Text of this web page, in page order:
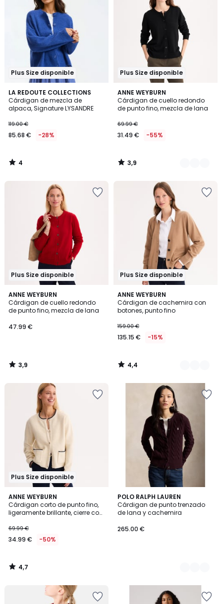
Plus Size disponible
LA REDOUTE COLLECTIONS
Cárdigan de mezcla de
alpaca, Signature LYSANDRE
119.00 €
85.68 € -28%
4
/
5
4
/
Plus Size disponible
ANNE WEYBURN
Cárdigan de cuello redondo
de punto fino, mezcla de lana
69.99 €
31.49 € -55%
3,9
/ 5
2
Colores
3,9
/
Plus Size disponible
ANNE WEYBURN
Cárdigan de cuello redondo
de punto fino, mezcla de lana
47.99 €
3,9
/ 5
3,9
/
Plus Size disponible
ANNE WEYBURN
Cárdigan de cachemira con
botones, punto fino
159.00 €
135.15 € -15%
4,4
/ 5
2
Colores
4,4
/
Plus Size disponible
ANNE WEYBURN
Cárdigan corto de punto fino,
ligeramente brillante, cierre con
69.99 €
34.99 € -50%
4,7
/ 5
4,7
/
POLO RALPH LAUREN
Cárdigan de punto trenzado
de lana y cachemira
265.00 €
2
Colores